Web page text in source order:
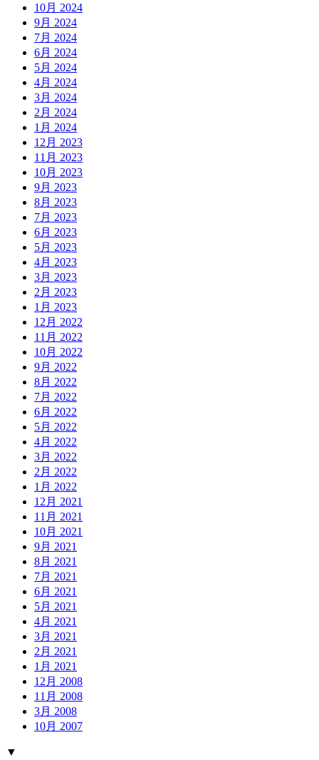
10月 2024
9月 2024
7月 2024
6月 2024
5月 2024
4月 2024
3月 2024
2月 2024
1月 2024
12月 2023
11月 2023
10月 2023
9月 2023
8月 2023
7月 2023
6月 2023
5月 2023
4月 2023
3月 2023
2月 2023
1月 2023
12月 2022
11月 2022
10月 2022
9月 2022
8月 2022
7月 2022
6月 2022
5月 2022
4月 2022
3月 2022
2月 2022
1月 2022
12月 2021
11月 2021
10月 2021
9月 2021
8月 2021
7月 2021
6月 2021
5月 2021
4月 2021
3月 2021
2月 2021
1月 2021
12月 2008
11月 2008
3月 2008
10月 2007
▼